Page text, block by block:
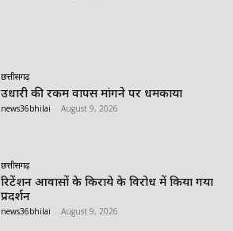
छत्तीसगढ़
उधारी की रकम वापस मांगने पर धमकाया
news36bhilai August 9, 2026
छत्तीसगढ़
रिटेंशन आवासों के किराये के विरोध में किया गया
प्रदर्शन
news36bhilai August 9, 2026